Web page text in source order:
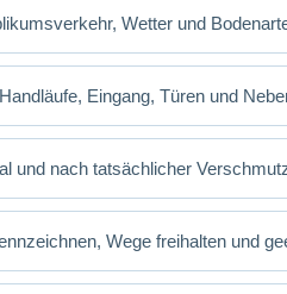
Wetter und
Eingang, Türen und
und nach tatsächlicher
Wege freihalten und